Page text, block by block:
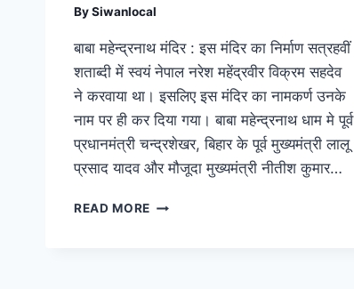
BySiwanlocal
बाबा महेन्द्रनाथ मंदिर : इस मंदिर का निर्माण सत्रहवीं
शताब्दी में स्वयं नेपाल नरेश महेंद्रवीर विक्रम सहदेव
ने करवाया था। इसलिए इस मंदिर का नामकर्ण उनके
नाम पर ही कर दिया गया। बाबा महेन्द्रनाथ धाम मे पूर्व
प्रधानमंत्री चन्द्रशेखर, बिहार के पूर्व मुख्यमंत्री लालू
प्रसाद यादव और मौजूदा मुख्यमंत्री नीतीश कुमार…
READ MORE BABA